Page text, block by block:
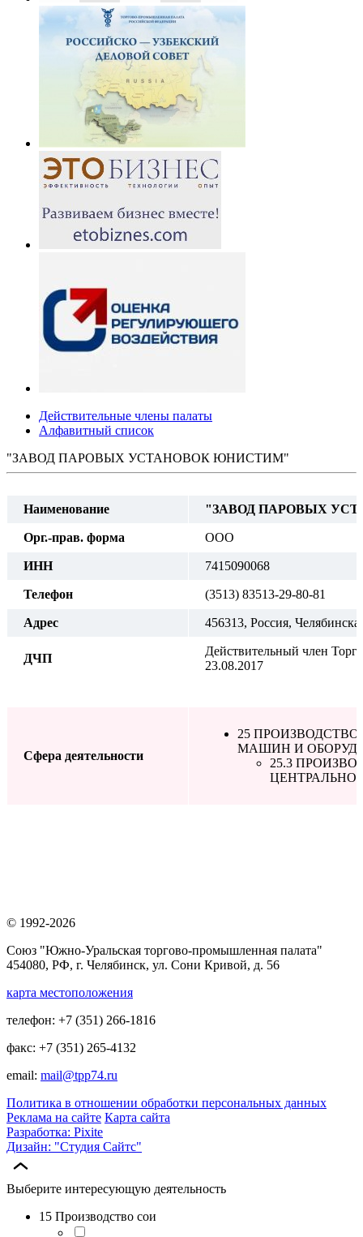
Действительные члены палаты
Алфавитный список
"ЗАВОД ПАРОВЫХ УСТАНОВОК ЮНИСТИМ"
Наименование "ЗАВОД ПАРОВЫХ
Орг.-прав. форма ООО
ИНН 7415090068
Телефон (3513) 83513-29-80-81
Адрес 456313, Россия,
ДЧП
Действительный член
23.08.2017
Сфера деятельности
25
МАШИН И
25.3
© 1992-2026
Союз "Южно-Уральская торгово-промышленная палата"
454080, РФ, г. Челябинск, ул. Сони Кривой, д. 56
карта местоположения
телефон: +7 (351) 266-1816
факс: +7 (351) 265-4132
email: mail@tpp74.ru
Политика в отношении обработки персональных данных
Реклама на сайте Карта сайта
Разработка: Pixite
Дизайн: "Студия Сайтс"
Выберите интересующую деятельность
15 Производство сои